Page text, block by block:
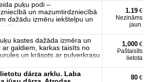
puķu podi –
un mazumtirdzniecībā
dažādu izmēru iekštelpu un
1.19 €
Nezināms
jaun.
kastes dažāda izmēra un
ar galdiem, karkas taisīts no
un krāsots ar pulverkrasu
1,000 €
Paštaisīts
lietota
dārza arklu. Laba
80 €